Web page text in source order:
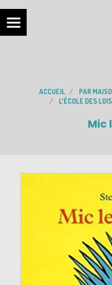
ACCUEIL PAR
L'ÉCOLE DES
Mic